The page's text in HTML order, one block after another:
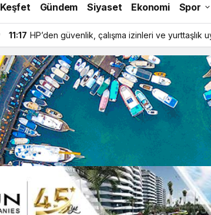
Keşfet Gündem Siyaset Ekonomi Spor
11:17 HP’den güvenlik, çalışma izinleri ve yurttaşlık